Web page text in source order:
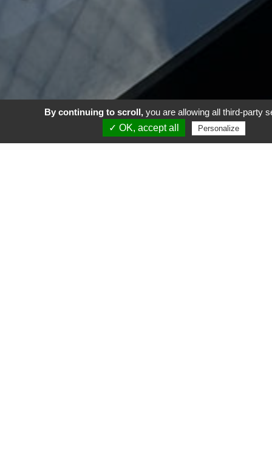
By continuing to scroll, you are allowing all third-party
✓ OK, accept all
Personalize